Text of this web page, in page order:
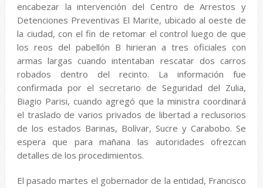
encabezar la intervención del Centro de Arrestos y
Detenciones Preventivas El Marite, ubicado al oeste de
la ciudad, con el fin de retomar el control luego de que
los reos del pabellón B hirieran a tres oficiales con
armas largas cuando intentaban rescatar dos carros
robados dentro del recinto. La información fue
confirmada por el secretario de Seguridad del Zulia,
Biagio Parisi, cuando agregó que la ministra coordinará
el traslado de varios privados de libertad a reclusorios
de los estados Barinas, Bolívar, Sucre yCarabobo. Se
espera que para mañana las autoridades ofrezcan
detalles de los procedimientos.
El pasado martes el gobernador de la entidad, Francisco